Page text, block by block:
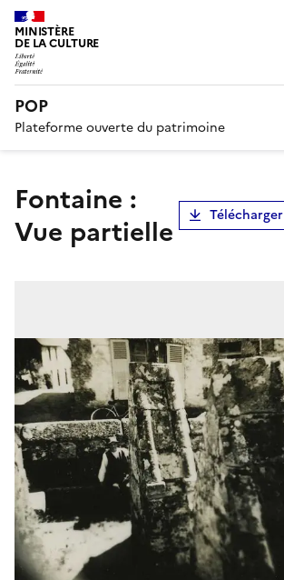
MINISTÈRE
DE LA CULTURE
POP
Plateforme ouverte du patrimoine
Fontaine :
Vue partielle
Télécharger